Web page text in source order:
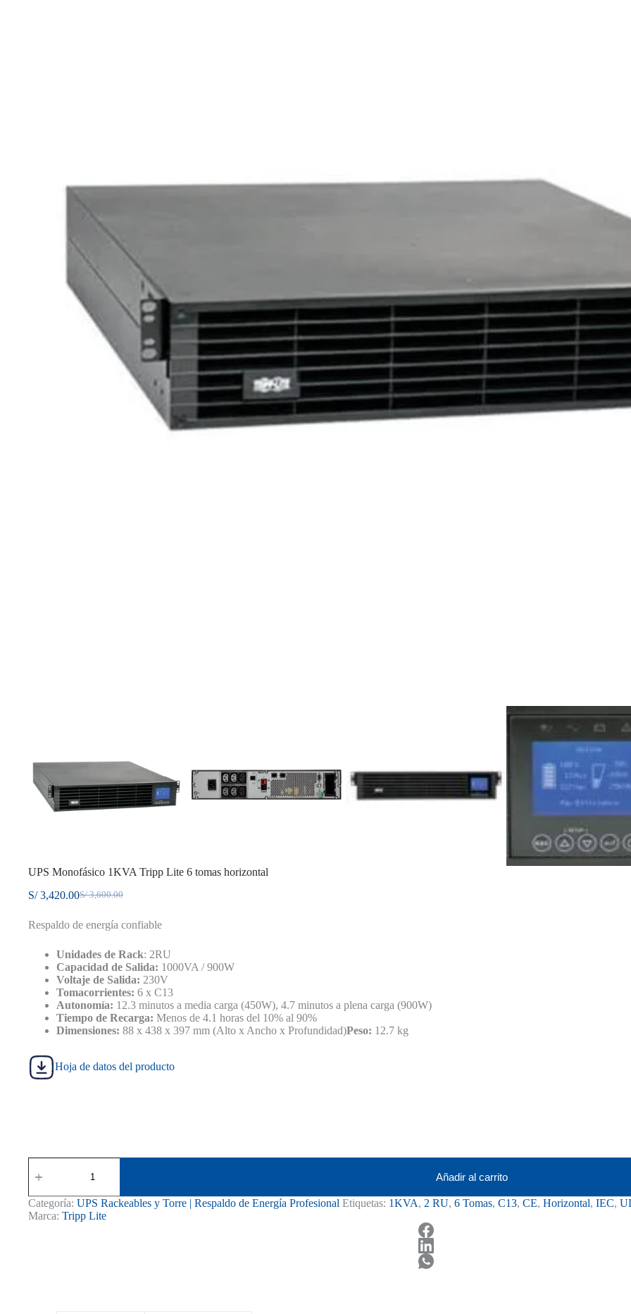
UPS Monofásico 1KVA Tripp Lite 6 tomas horizontal
S/3,600.00
El
original
S/ 3,600.00.
S/3,420.00El
actual
S/ 3,420.00.
Respaldo de energía confiable
Unidades de Rack: 2RU
Capacidad de Salida: 1000VA / 900W
Voltaje de Salida: 230V
Tomacorrientes: 6 x C13
Autonomía: 12.3 minutos a media carga (450W), 4.7 minutos a plena carga (900W)
Tiempo de Recarga: Menos de 4.1 horas del 10% al 90%
Dimensiones: 88 x 438 x 397 mm (Alto x Ancho x Profundidad)Peso: 12.7 kg
Hoja de datos del producto
Monofásico
Tripp
Lite
6
Añadir al carrito
Categoría: UPS Rackeables y Torre | Respaldo de Energía Profesional Etiquetas: 1KVA, 2 RU, 6 Tomas, C13, CE, Horizontal, IEC,
Marca: Tripp Lite